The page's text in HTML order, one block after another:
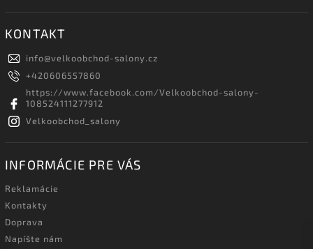
KONTAKT
info@velkoobchod-salony.cz
+420606557860
https://www.facebook.com/Velkoobchod-salony-
108524111277912
Velkoobchod_salony
INFORMÁCIE PRE VÁS
Reklamácie
Kontakty
Doprava
Napíšte nám